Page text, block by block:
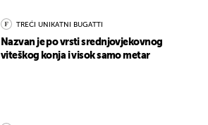
TREĆI UNIKATNI BUGATTI
Nazvan je po vrsti srednjovjekovnog
viteškog konja i visok samo metar